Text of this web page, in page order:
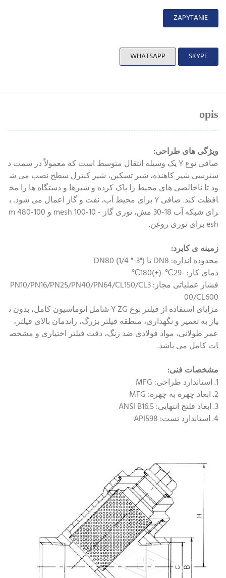
ZAPYTANIE
SKYPE
WHATSAPP
opis
ویژگی های طراحی:
صافی نوع Y یک وسیله انتقال متوسط ​​است که معمولاً در سمت د
سترسی شیر کاهنده، شیر تسکین، شیر کنترل سطح نصب می ش
ود تا ناخالصی های محیط را پاک کرده و شیرها و دستگاه ها را مح
افظت کند. صافی Y برای محیط آب، نفت و گاز اعمال می شود. ب
رای شبکه آب 18-30 مش، توری گاز - 10-100 mesh و 100-480 m
esh برای توری روغن.
زمینه ی کابرد:
محدوده اندازه: DN8 تا DN80 (1/4 "-3")
دمای کار: -29℃-(+)180℃
فشار عملیاتی مجاز: PN10/PN16/PN25/PN40/PN64/CL150/CL3
00/CL600
مزایای استفاده از فیلتر نوع Y ZG شامل اتوماسیون کامل، بدون ن
یاز به تعمیر و نگهداری، منطقه فیلتر بزرگ، راندمان بالای فیلتر،
عمر طولانی، مواد فولادی ضد زنگ، دقت فیلتر اختیاری و مشخص
ات کامل می باشد.
مشخصات فنی:
1. استاندارد طراحی: MFG
2. ابعاد چهره به چهره: MFG
3. ابعاد فلنج انتهایی: ANSI B16.5
4. استاندارد تست: API598